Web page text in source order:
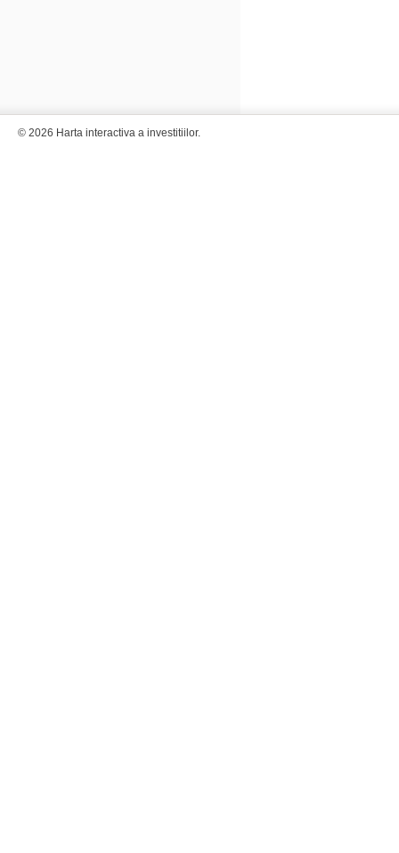
© 2026 Harta interactiva a investitiilor.